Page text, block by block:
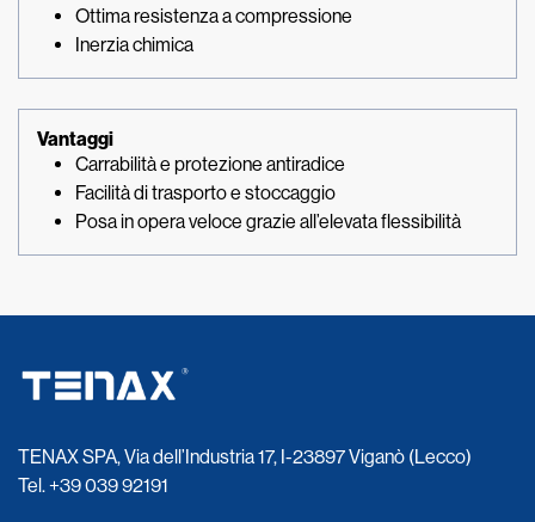
Ottima resistenza a compressione
Inerzia chimica
Vantaggi
Carrabilità e protezione antiradice
Facilità di trasporto e stoccaggio
Posa in opera veloce grazie all’elevata flessibilità
TENAX SPA, Via dell’Industria 17, I-23897 Viganò (Lecco)
Tel.+39 039 92191